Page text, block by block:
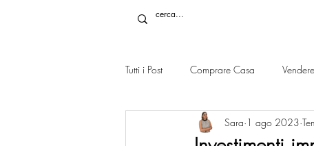
Tutti i Post
Comprare Casa
Sara 1 ago 2023